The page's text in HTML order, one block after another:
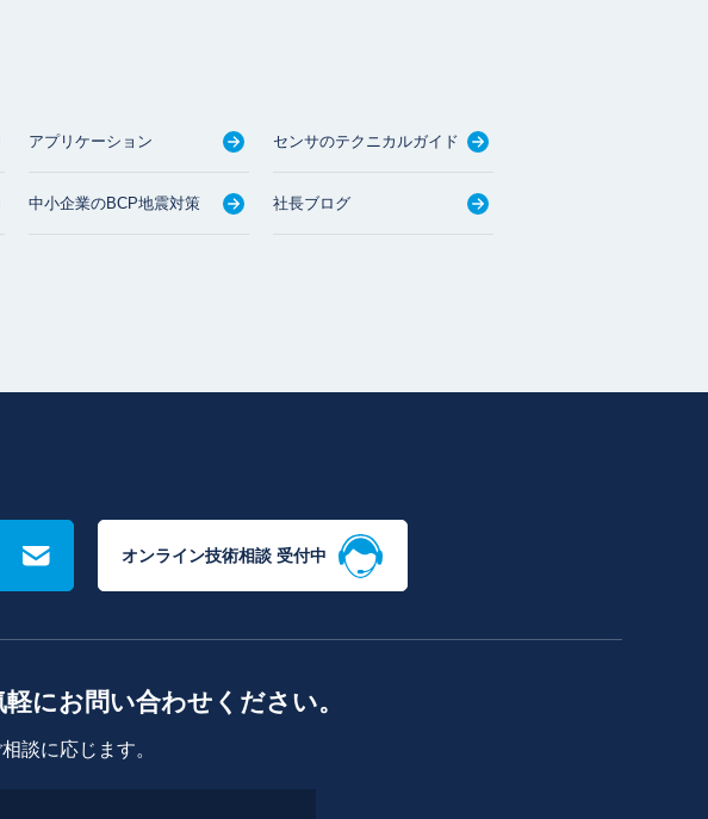
アプリケーション センサのテクニカルガイド
中小企業のBCP地震対策 社長ブログ
オンライン技術相談 受付中
にお問い合わせください。
談に応じます。